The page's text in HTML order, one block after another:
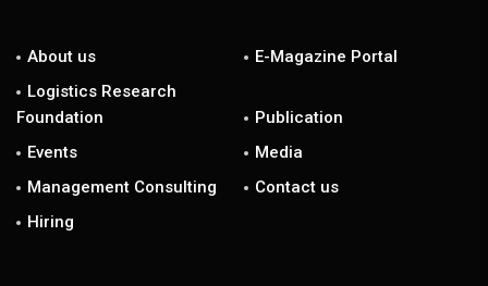
About us
E-Magazine Portal
Logistics Research
Foundation
Publication
Events
Media
Management Consulting
Contact us
Hiring